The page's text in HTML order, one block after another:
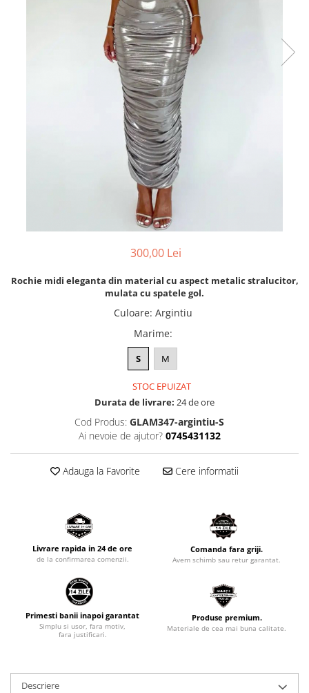
300,00 Lei
Rochie midi eleganta din material cu aspect metalic stralucitor,
mulata cu spatele gol.
Culoare: Argintiu
Marime:
S M
STOC EPUIZAT
Durata de livrare: 24 de ore
Cod Produs: GLAM347-argintiu-S
Ai nevoie de ajutor? 0745431132
Adauga la Favorite Cere informatii
Livrare rapida in 24 de ore
de la confirmarea comenzii.
Comanda fara griji.
Avem schimb sau retur garantat.
Primesti banii inapoi garantat
Simplu si usor, fara motiv,
fara justificari.
Produse premium.
Materiale de cea mai buna calitate.
Descriere